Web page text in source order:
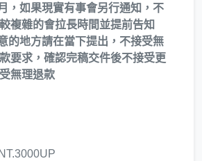
，如果現實有事會另行通知，不
複雜的會拉長時間並提前告知
的地方請在當下提出，不接受無
要求，確認完稿交件後不接受更
無理退款
NT.3000UP